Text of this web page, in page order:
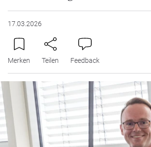
17.03.2026
Merken Teilen Feedback